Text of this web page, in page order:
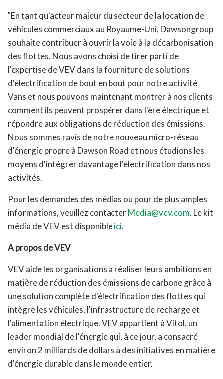
"En tant qu'acteur majeur du secteur de la location de
véhicules commerciaux au Royaume-Uni, Dawsongroup
souhaite contribuer à ouvrir la voie à la décarbonisation
des flottes. Nous avons choisi de tirer parti de
l'expertise de VEV dans la fourniture de solutions
d'électrification de bout en bout pour notre activité
Vans et nous pouvons maintenant montrer à nos clients
comment ils peuvent prospérer dans l'ère électrique et
répondre aux obligations de réduction des émissions.
Nous sommes ravis de notre nouveau micro-réseau
d'énergie propre à Dawson Road et nous étudions les
moyens d'intégrer davantage l'électrification dans nos
activités.
Pour les demandes des médias ou pour de plus amples
informations, veuillez contacterMedia@vev.com. Le kit
média de VEV est disponibleici.
A propos de VEV
VEV aide les organisations à réaliser leurs ambitions en
matière de réduction des émissions de carbone grâce à
une solution complète d'électrification des flottes qui
intègre les véhicules, l'infrastructure de recharge et
l'alimentation électrique. VEV appartient à Vitol, un
leader mondial de l'énergie qui, à ce jour, a consacré
environ 2 milliards de dollars à des initiatives en matière
d'énergie durable dans le monde entier.